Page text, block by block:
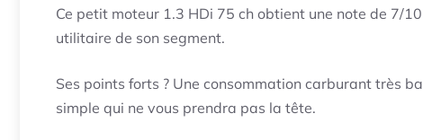
Ce petit moteur 1.3 HDi 75 ch obtient une note de 7/
utilitaire de son segment.
Ses points forts ? Une consommation carburant très
simple qui ne vous prendra pas la tête.